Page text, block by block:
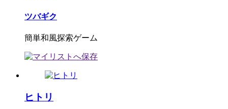
ツバギク
簡単和風探索ゲーム
ヒトリ